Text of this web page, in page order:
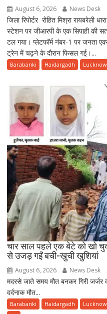
August 6, 2026 News Desk
जिला रिपोर्टर रोहित मिश्रा रायबरेली
स्टेशन पर जीआरपी के एक सिपाही की
टल गया। प्लेटफॉर्म नंबर-1 पर जनता
ट्रेन में चढ़ने के दौरान फिसल गई।...
Barabanki Haidargadh Lucknow
चार साल पहले एक बेटे को खो
से उजड़ गईं बची-खुची खुशियां
August 6, 2026 News Desk
मदरसे जाते समय मौत बनकर गिरी जर्जर
दर्दनाक मौत...
Barabanki Haidargadh Lucknow